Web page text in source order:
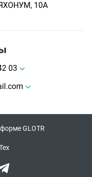
10А
03
GLOTR